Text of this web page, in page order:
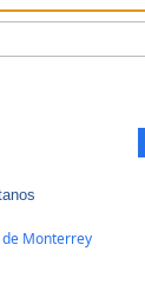
de Monterrey